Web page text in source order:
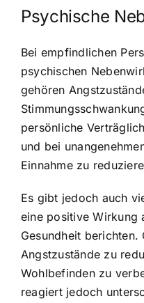
Psychische
Bei empfindlichen
psychischen
gehören
persönliche
und bei
Einnahme zu
Es gibt jedoch auch
eine positive Wirkung
Gesundheit
Angstzustände zu
Wohlbefinden zu
reagiert jedoch